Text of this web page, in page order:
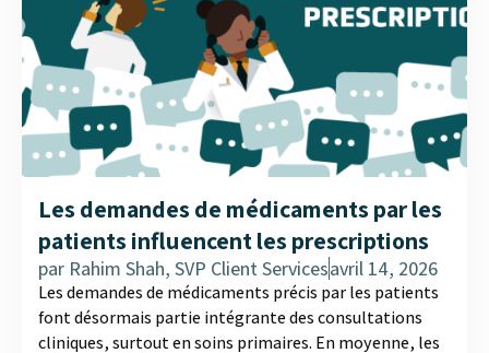
Les demandes de médicaments par les
patients influencent les prescriptions
par Rahim Shah, SVP Client Servicesavril 14, 2026
Les demandes de médicaments précis par les patients
font désormais partie intégrante des consultations
cliniques, surtout en soins primaires. En moyenne, les